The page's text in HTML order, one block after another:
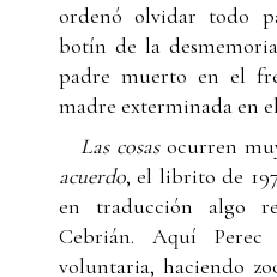
ordenó olvidar todo
botín de la
padre muerto en el
madre exterminada en
Las cosasocurren
acuerdo, el librito de
en traducción algo
Cebrián. Aquí
voluntaria, haciendo